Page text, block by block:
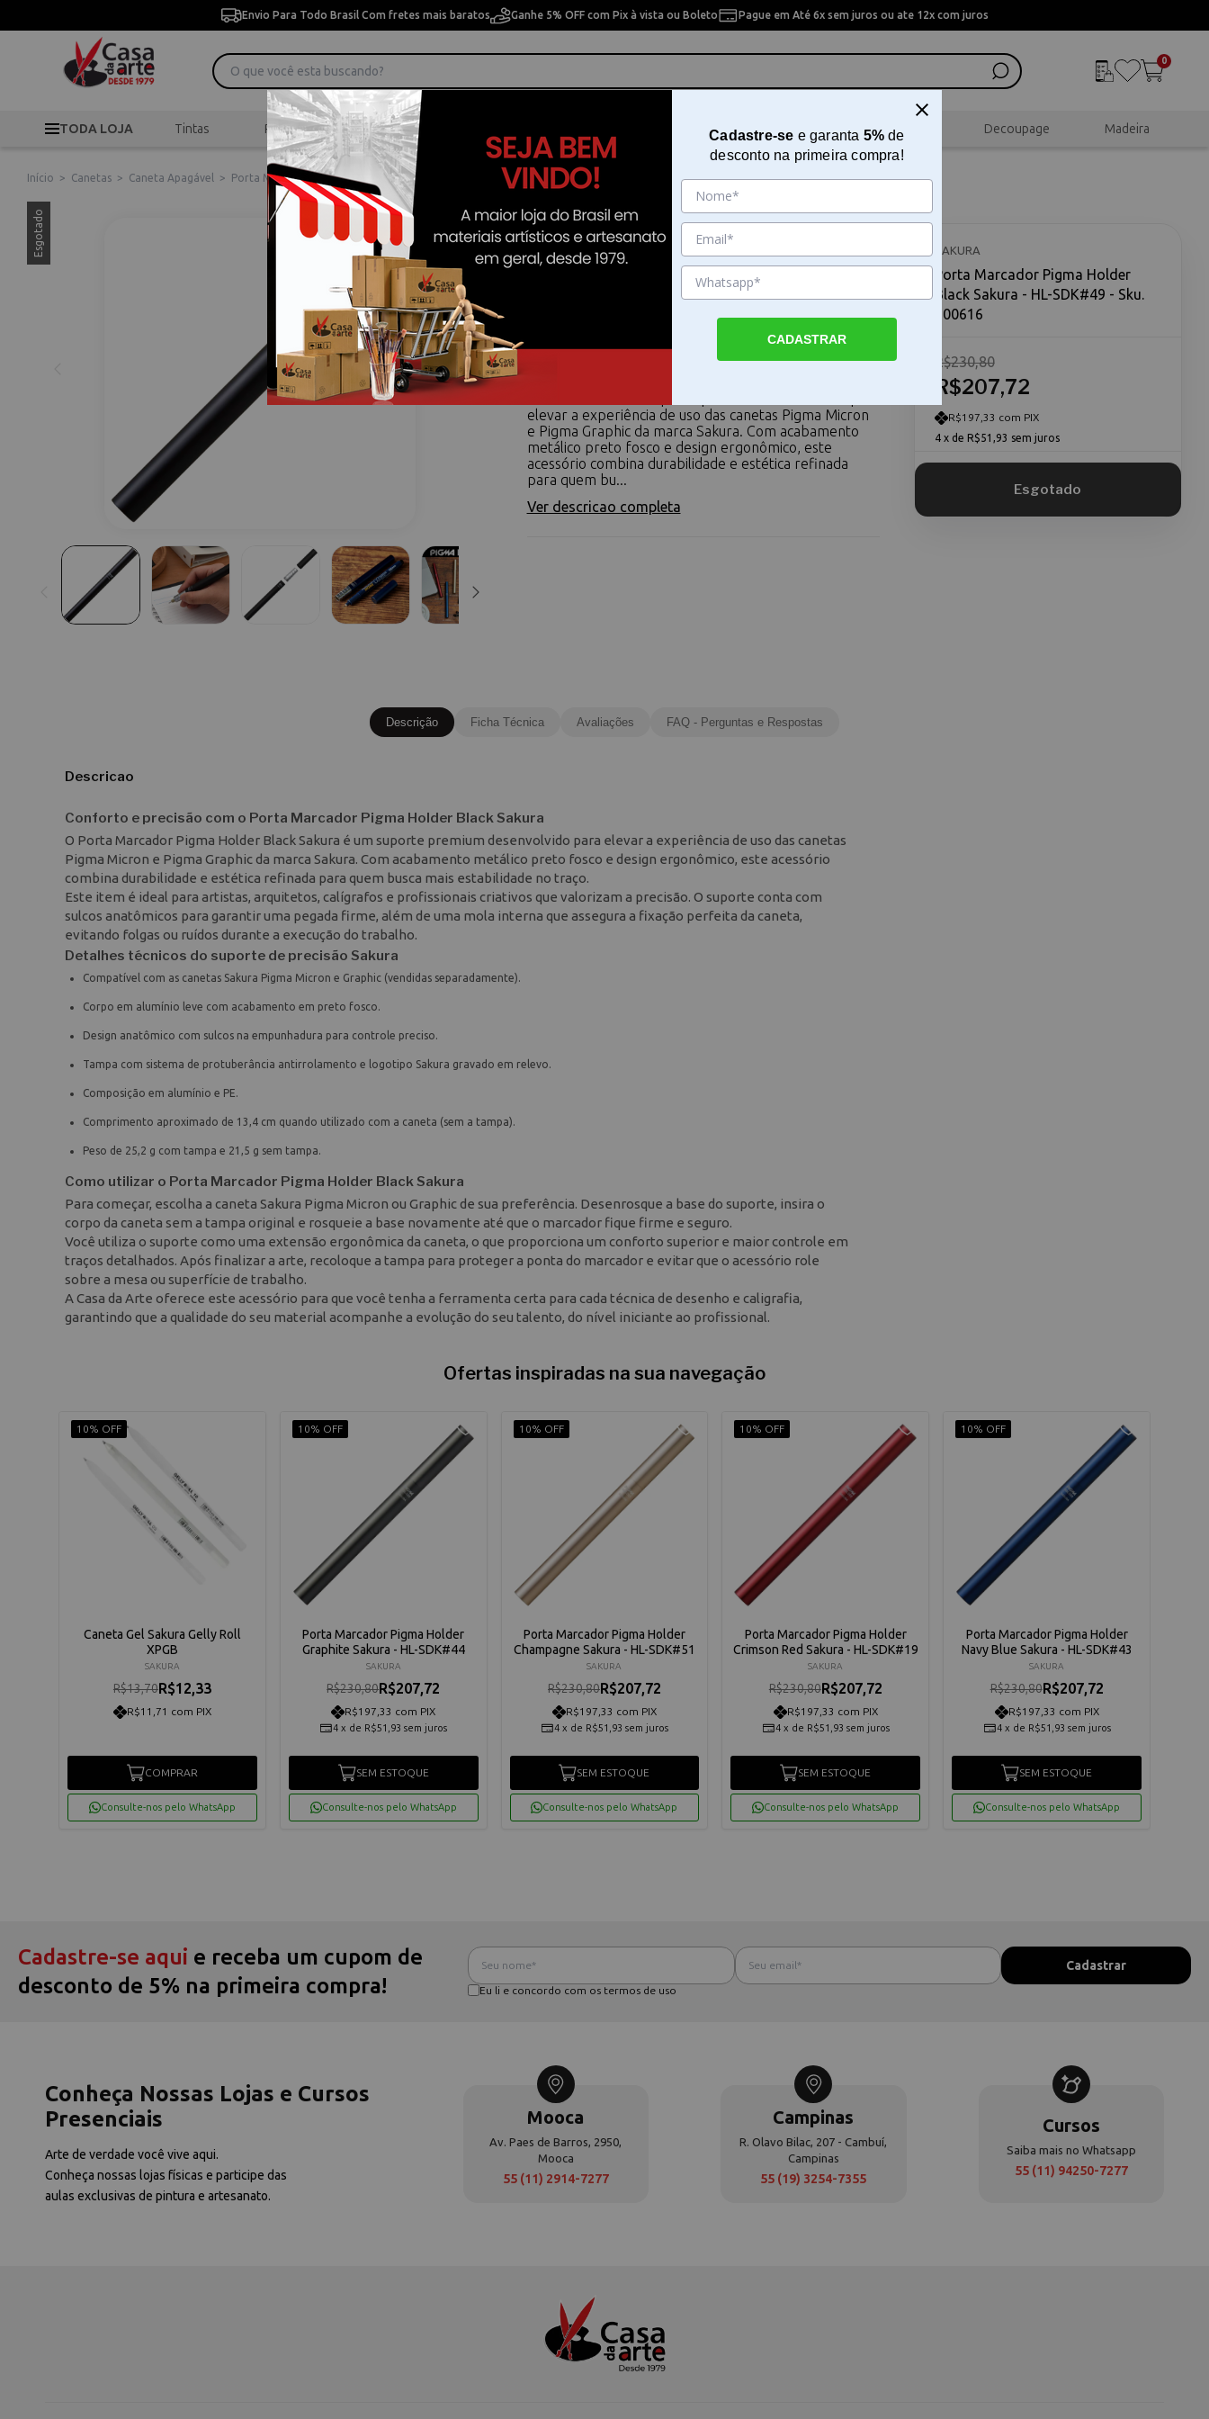
Envio Para Todo Brasil Com fretes mais baratos Ganhe 5% OFF com Pix à vista ou Boleto Pague em Até 6x sem juros ou ate 12x com juros
0
TODA LOJA Tintas Pincéis Desenho Pintura Artesanal Scrapbook Decoupage Madeira
Início > Canetas > Caneta Apagável > Porta Marcador Pigma Holder Black Sakura - HL-SDK#49
Esgotado
Porta Marcador Pigma Holder Black
Sakura - HL-SDK#49
Conforto e precisão com o Porta Marcador Pigma
elevar a experiência de uso das canetas Pigma Micron
e Pigma Graphic da marca Sakura. Com acabamento
metálico preto fosco e design ergonômico, este
acessório combina durabilidade e estética refinada
para quem bu...
Ver descricao completa
SAKURA
Porta Marcador Pigma Holder
Black Sakura - HL-SDK#49 - Sku.
200616
R$207,72
R$230,80
R$197,33 com PIX
4 x de R$51,93 sem juros
Descrição Ficha Técnica Avaliações FAQ - Perguntas e Respostas
Descricao
Conforto e precisão com o Porta Marcador Pigma Holder Black Sakura
O Porta Marcador Pigma Holder Black Sakura é um suporte premium desenvolvido para elevar a experiência de uso das canetas
Pigma Micron e Pigma Graphic da marca Sakura. Com acabamento metálico preto fosco e design ergonômico, este acessório
combina durabilidade e estética refinada para quem busca mais estabilidade no traço.
Este item é ideal para artistas, arquitetos, calígrafos e profissionais criativos que valorizam a precisão. O suporte conta com
sulcos anatômicos para garantir uma pegada firme, além de uma mola interna que assegura a fixação perfeita da caneta,
evitando folgas ou ruídos durante a execução do trabalho.
Detalhes técnicos do suporte de precisão Sakura
Compatível com as canetas Sakura Pigma Micron e Graphic (vendidas separadamente).
Corpo em alumínio leve com acabamento em preto fosco.
Design anatômico com sulcos na empunhadura para controle preciso.
Tampa com sistema de protuberância antirrolamento e logotipo Sakura gravado em relevo.
Composição em alumínio e PE.
Comprimento aproximado de 13,4 cm quando utilizado com a caneta (sem a tampa).
Peso de 25,2 g com tampa e 21,5 g sem tampa.
Como utilizar o Porta Marcador Pigma Holder Black Sakura
Para começar, escolha a caneta Sakura Pigma Micron ou Graphic de sua preferência. Desenrosque a base do suporte, insira o
corpo da caneta sem a tampa original e rosqueie a base novamente até que o marcador fique firme e seguro.
Você utiliza o suporte como uma extensão ergonômica da caneta, o que proporciona um conforto superior e maior controle em
traços detalhados. Após finalizar a arte, recoloque a tampa para proteger a ponta do marcador e evitar que o acessório role
sobre a mesa ou superfície de trabalho.
A Casa da Arte oferece este acessório para que você tenha a ferramenta certa para cada técnica de desenho e caligrafia,
garantindo que a qualidade do seu material acompanhe a evolução do seu talento, do nível iniciante ao profissional.
Ofertas inspiradas na sua navegação
10% OFF
Caneta Gel Sakura Gelly Roll
XPGB
SAKURA
R$13,70R$12,33
R$11,71 com PIX
COMPRAR
Consulte-nos pelo WhatsApp
10% OFF
Porta Marcador Pigma Holder
Graphite Sakura - HL-SDK#44
SAKURA
R$230,80R$207,72
R$197,33 com PIX
4 x de R$51,93 sem juros
SEM ESTOQUE
Consulte-nos pelo WhatsApp
10% OFF
Porta Marcador Pigma Holder
Champagne Sakura - HL-SDK#51
SAKURA
R$230,80R$207,72
R$197,33 com PIX
4 x de R$51,93 sem juros
SEM ESTOQUE
Consulte-nos pelo WhatsApp
10% OFF
Porta Marcador Pigma Holder
Crimson Red Sakura - HL-SDK#19
SAKURA
R$230,80R$207,72
R$197,33 com PIX
4 x de R$51,93 sem juros
SEM ESTOQUE
Consulte-nos pelo WhatsApp
10% OFF
Porta Marcador Pigma Holder
Navy Blue Sakura - HL-SDK#43
SAKURA
R$230,80R$207,72
R$197,33 com PIX
4 x de R$51,93 sem juros
SEM ESTOQUE
Consulte-nos pelo WhatsApp
Cadastre-se aqui e receba um cupom de
desconto de 5% na primeira compra!
Eu li e concordo com os termos de uso
Conheça Nossas Lojas e Cursos
Presenciais
Arte de verdade você vive aqui.
Conheça nossas lojas físicas e participe das
aulas exclusivas de pintura e artesanato.
Mooca
Av. Paes de Barros, 2950,
Mooca
55 (11) 2914-7277
Campinas
R. Olavo Bilac, 207 - Cambuí,
Campinas
55 (19) 3254-7355
Cursos
Saiba mais no Whatsapp
55 (11) 94250-7277
Cadastre-se e garanta 5%de
desconto na primeira compra!
CADASTRAR